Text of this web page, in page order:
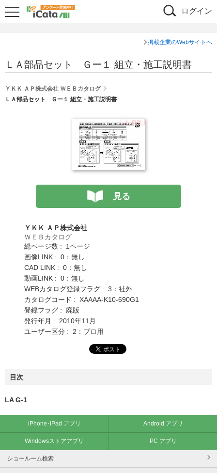
ログイン
掲載企業のWebサイトへ
ＬＡ部品セット Ｇー１ 組立・施工説明書
ＹＫＫ ＡＰ株式会社 ＷＥＢカタログ
ＬＡ部品セット Ｇー１ 組立・施工説明書
見る
ＹＫＫ ＡＰ株式会社
ＷＥＢカタログ
総ページ数 : 1ページ
画像LINK : 0：無し
CAD LINK : 0：無し
動画LINK : 0：無し
WEBカタログ登録フラグ : 3：社外
カタログコード : XAAAA-K10-690G1
登録フラグ : 廃版
発行年月 : 2010年11月
ユーザー区分 : 2：プロ用
目次
LA G-1
iPhone･iPad アプリ Android アプリ
Windowsストアアプリ PC アプリ
ショールーム検索